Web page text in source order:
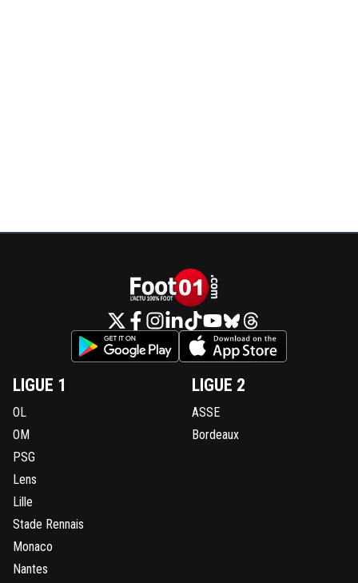
LIGUE 1
OL
OM
PSG
Lens
Lille
Stade Rennais
Monaco
Nantes
LIGUE 2
ASSE
Bordeaux